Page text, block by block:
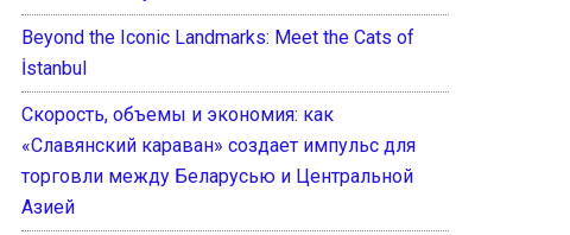
Beyond the Iconic Landmarks: Meet the Cats of
İstanbul
Скорость, объемы и экономия: как
«Славянский караван» создает импульс для
торговли между Беларусью и Центральной
Азией